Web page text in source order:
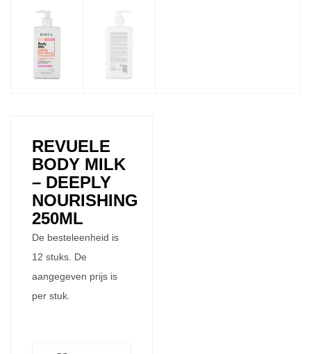
REVUELE
BODY MILK
– DEEPLY
NOURISHING
250ML
De besteleenheid is
12 stuks. De
aangegeven prijs is
per stuk.